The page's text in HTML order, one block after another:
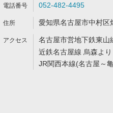
052-482-4495
愛知県名古屋市中村区
名古屋市営地下鉄東山
近鉄名古屋線 烏森よ
JR関西本線(名古屋～